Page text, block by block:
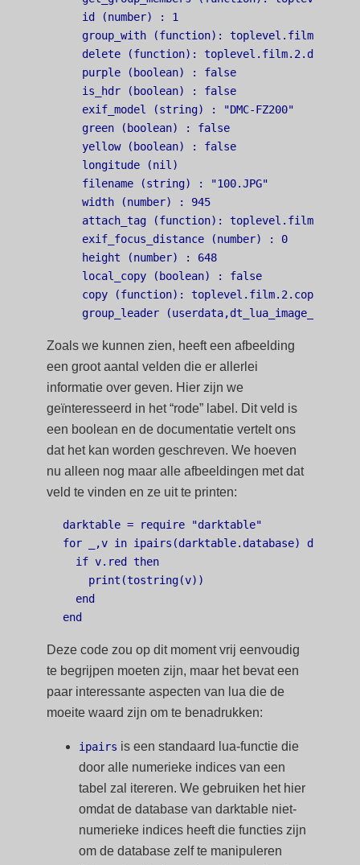
   id (number) : 1
group_with (function):
   delete (function): toplevel.film.2.delete
   purple (boolean) : false
   is_hdr (boolean) : false
   exif_model (string) : "DMC-FZ200"
   green (boolean) : false
   yellow (boolean) : false
   longitude (nil)
   filename (string) : "100.JPG"
   width (number) : 945
attach_tag (function):
   exif_focus_distance (number) : 0
   height (number) : 648
   local_copy (boolean) : false
   copy (function): toplevel.film.2.copy
Zoals we kunnen zien, heeft een afbeelding
een groot aantal velden die er allerlei
informatie over geven. Hier zijn we
geïnteresseerd in het “rode” label. Dit veld is
een boolean en de documentatie vertelt ons
dat het kan worden geschreven. We hoeven
nu alleen nog maar alle afbeeldingen met dat
veld te vinden en ze uit te printen:
darktable = require "darktable"
for _,v in ipairs(darktable.database) do
  if v.red then
    print(tostring(v))
  end
Deze code zou op dit moment vrij eenvoudig
te begrijpen moeten zijn, maar het bevat een
paar interessante aspecten van lua die de
moeite waard zijn om te benadrukken:
ipairs is een standaard lua-functie die
door alle numerieke indices van een
tabel zal itereren. We gebruiken het hier
omdat de database van darktable niet-
numerieke indices heeft die functies zijn
om de database zelf te manipuleren